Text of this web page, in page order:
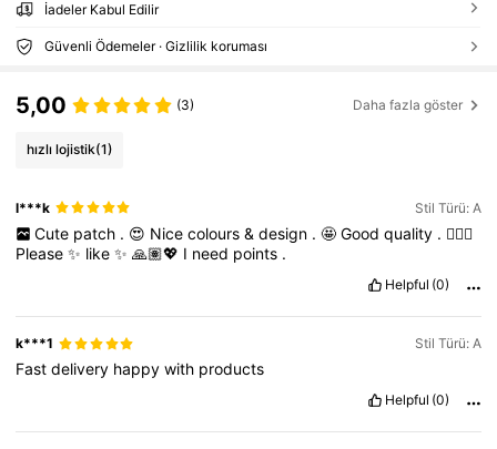
İadeler Kabul Edilir
Güvenli Ödemeler · Gizlilik koruması
5,00 (3) Daha fazla göster
hızlı lojistik(1)
l***k Stil Türü: A
Cute patch . 😍 Nice colours & design . 🤩 Good quality . 👌🏽😊
Please✨ like✨🙏🏽💖 I need points .
Helpful (0)
k***1 Stil Türü: A
Fastdelivery happywith products
Helpful (0)